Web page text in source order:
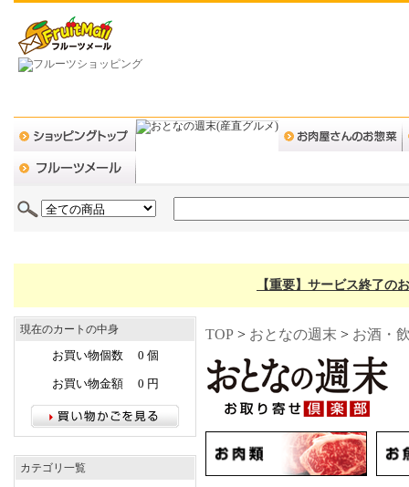
【重要】サービス終了の
現在のカートの中身
お買い物個数 0 個
お買い物金額 0 円
カテゴリ一覧
TOP > おとなの週末 > お酒・